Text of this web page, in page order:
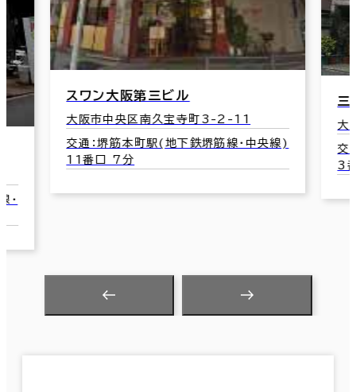
･
スワン大阪第三ビル
大阪市中央区南久宝寺町3-2-11
交通：堺筋本町駅(地下鉄堺筋線･中央線)
11番口 7分
三
大
交
3